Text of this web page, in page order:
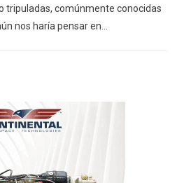
tripuladas, comúnmente conocidas
nos haría pensar en…